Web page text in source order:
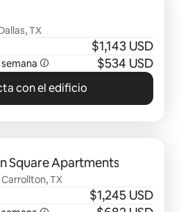
TX
$1,143 USD
$534 USD
con el edificio
Square Apartments
Carrollton, TX
$1,245 USD